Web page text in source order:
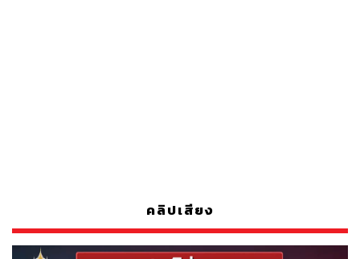
คลิปเสียง